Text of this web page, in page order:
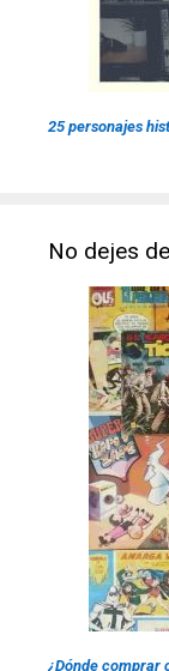
25 personajes
No dejes
¿Dónde comprar